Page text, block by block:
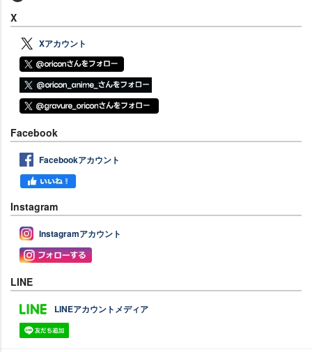
X
Xアカウント
Facebook
Facebookアカウント
Instagram
Instagramアカウント
LINE
LINEアカウントメディア